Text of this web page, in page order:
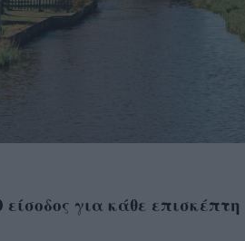
είσοδος για κάθε επισκέπτη